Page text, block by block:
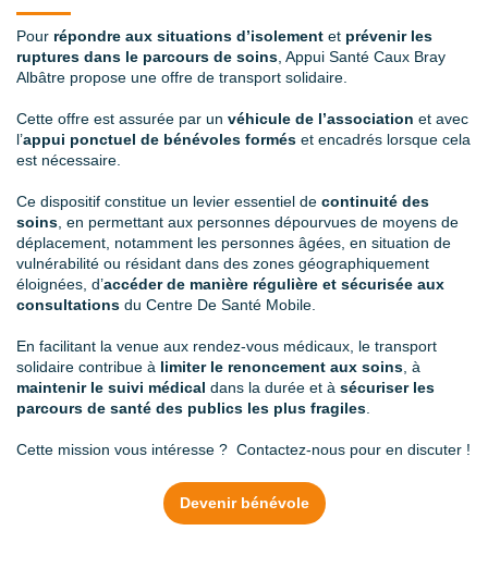
Pour répondre aux situations d’isolement et prévenir les
ruptures dans le parcours de soins , Appui Santé Caux Bray
Albâtre propose une offre de transport solidaire.
Cette offre est assurée par un véhicule de l’association et avec
l’appui ponctuel de bénévoles formés et encadrés lorsque cela
est nécessaire.
Ce dispositif constitue un levier essentiel de continuité des
soins , en permettant aux personnes dépourvues de moyens de
déplacement, notamment les personnes âgées, en situation de
vulnérabilité ou résidant dans des zones géographiquement
éloignées, d’accéder de manière régulière et sécurisée aux
consultations du Centre De Santé Mobile.
En facilitant la venue aux rendez-vous médicaux, le transport
solidaire contribue à limiter le renoncement aux soins , à
maintenir le suivi médical dans la durée et à sécuriser les
parcours de santé des publics les plus fragiles
Cette mission vous intéresse ? Contactez‑nous pour en discuter !
Devenir bénévole